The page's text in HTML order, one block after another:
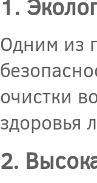
1.
Одним из
очистки
здоровья
2.